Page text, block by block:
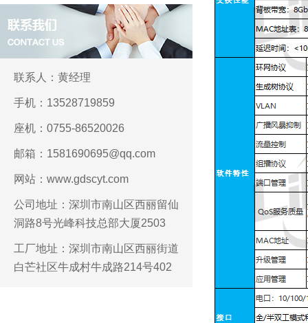
联系人：黄经理
手机：13528719859
座机：0755-86520026
邮箱：1581690695@qq.com
网站：www.gdscyt.com
公司地址：深圳市南山区西丽留仙
洞路8号光峰科技总部大厦2503
工厂地址：深圳市南山区西丽街道
白芒社区牛成村牛成路214号402